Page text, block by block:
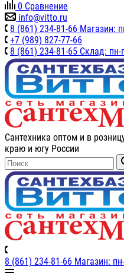
0 Сравнение
info@vitto.ru
8 (861) 234-81-66 Магазин:
+7 (989) 827-77-66
8 (861) 234-81-65 Склад: пн-
Сантехника оптом и в
краю и югу России
8 (861) 234-81-66 Магазин: